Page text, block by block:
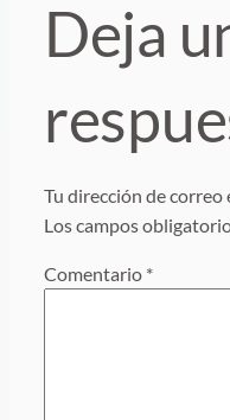
Deja
Tu dirección de
Los campos
Comentario *